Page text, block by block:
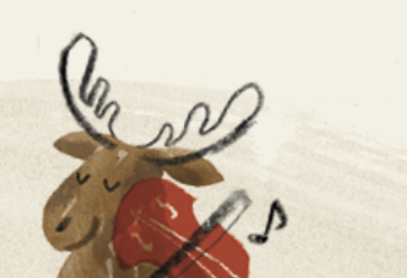
et de la culture scandinaves